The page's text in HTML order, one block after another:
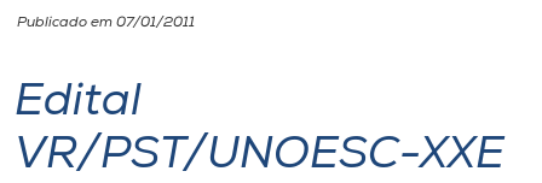
Unoesc
Internacionalização
I.nova
Publicado em 07/01/2011
Edital
VR/PST/UNOESC-XXE